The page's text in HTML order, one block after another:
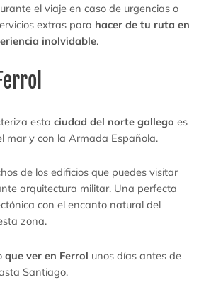
el viaje en caso de urgencias o
extras para hacer de tu ruta en
inolvidable.
esta ciudad del norte gallego es
mar y con la Armada Española.
de los edificios que puedes visitar
arquitectura militar. Una perfecta
con el encanto natural del
zona.
que ver en Ferrol unos días antes de
Santiago.